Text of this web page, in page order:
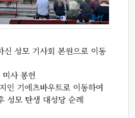
신 성모 기사회 본원으로 이동
사 봉헌
인 기에츠바우트로 이동하여
성모 탄생 대성당 순례